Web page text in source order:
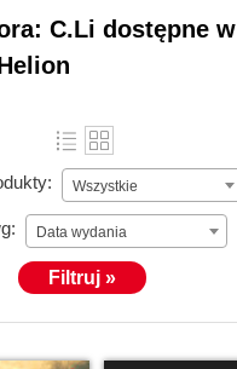
C.Li dostępne w
Wszystkie
Data wydania
Filtruj »